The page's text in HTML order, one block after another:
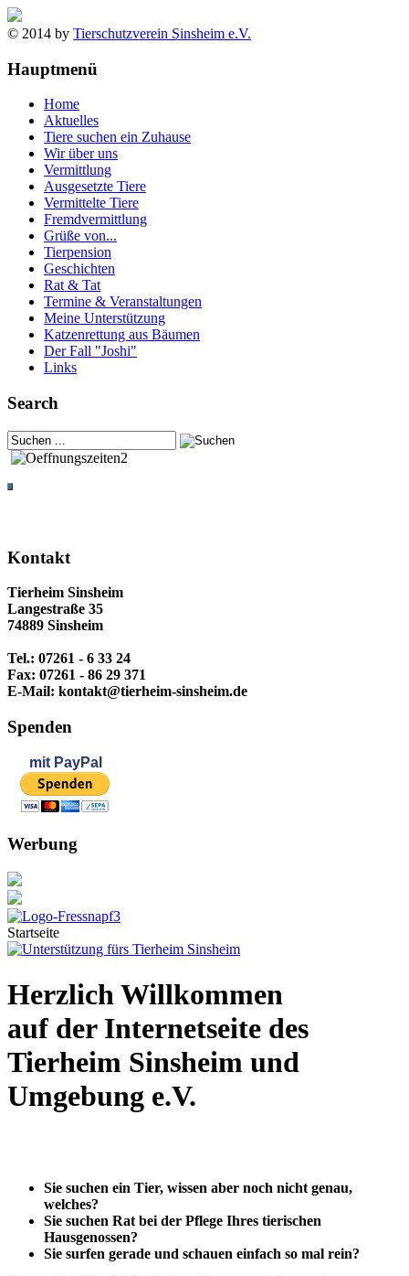
© 2014 by Tierschutzverein Sinsheim e.V.
Hauptmenü
Home
Aktuelles
Tiere suchen ein Zuhause
Wir über uns
Vermittlung
Ausgesetzte Tiere
Vermittelte Tiere
Fremdvermittlung
Grüße von...
Tierpension
Geschichten
Rat & Tat
Termine & Veranstaltungen
Meine Unterstützung
Katzenrettung aus Bäumen
Der Fall "Joshi"
Links
Search
Kontakt
Tierheim Sinsheim
Langestraße 35
74889 Sinsheim
Tel.: 07261 - 6 33 24
Fax: 07261 - 86 29 371
E-Mail: kontakt@tierheim-sinsheim.de
Spenden
mit PayPal
Werbung
Startseite
Herzlich Willkommen
auf der Internetseite des
Tierheim Sinsheim und
Umgebung e.V.
Sie suchen ein Tier, wissen aber noch nicht genau,
welches?
Sie suchen Rat bei der Pflege Ihres tierischen
Hausgenossen?
Sie surfen gerade und schauen einfach so mal rein?